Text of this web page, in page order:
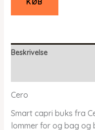
KØB
Beskrivelse
Cero
Smart capri buks fra
lommer for og bag